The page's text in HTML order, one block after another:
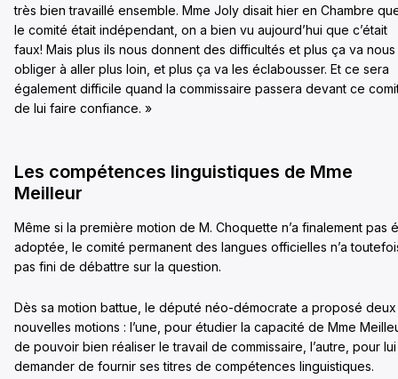
très bien travaillé ensemble. Mme Joly disait hier en Chambre
le comité était indépendant, on a bien vu aujourd’hui que c’était
faux! Mais plus ils nous donnent des difficultés et plus ça va nous
obliger à aller plus loin, et plus ça va les éclabousser. Et ce sera
également difficile quand la commissaire passera devant ce
de lui faire confiance. »
Les compétences linguistiques de Mme
Meilleur
Même si la première motion de M. Choquette n’a finalement pas
adoptée, le comité permanent des langues officielles n’a
pas fini de débattre sur la question.
Dès sa motion battue, le député néo-démocrate a proposé deux
nouvelles motions : l’une, pour étudier la capacité de Mme
de pouvoir bien réaliser le travail de commissaire, l’autre, pour lui
demander de fournir ses titres de compétences linguistiques.